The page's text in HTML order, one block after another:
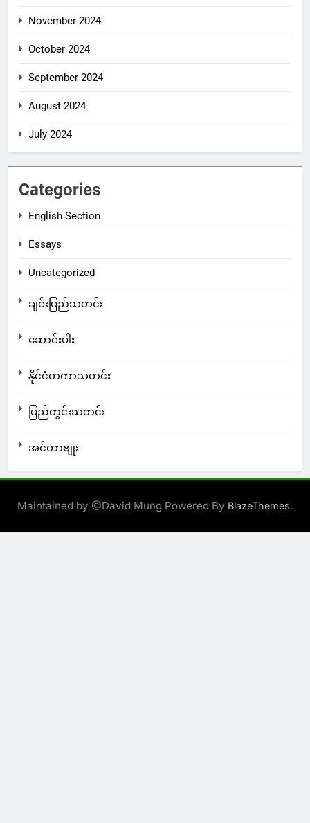
November 2024
October 2024
September 2024
August 2024
July 2024
Categories
English Section
Essays
Uncategorized
ချင်းပြည်သတင်း
ဆောင်းပါး
နိုင်ငံတကာသတင်း
ပြည်တွင်းသတင်း
အင်တာဗျုး
Maintained by @David Mung Powered By BlazeThemes.